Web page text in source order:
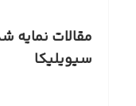
مقالات نمایه
سیویلیکا